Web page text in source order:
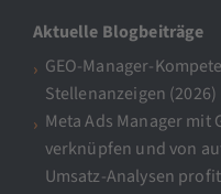
Aktuelle Blogbeiträge
GEO-Manager-
Stellenanzeigen (2026)
Meta Ads Manager mit
verknüpfen und von
Umsatz-Analysen